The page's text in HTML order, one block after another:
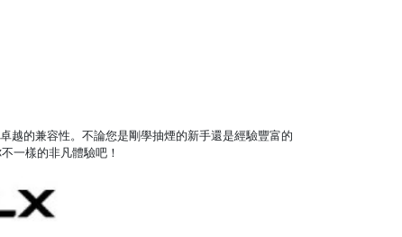
的兼容性。不論您是剛學抽煙的新手還是經驗豐富的
一樣的非凡體驗吧！